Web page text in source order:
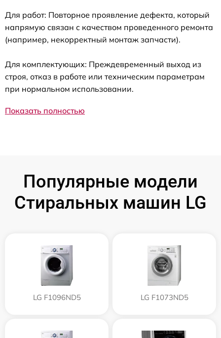
Для работ: Повторное проявление дефекта, который
напрямую связан с качеством проведенного ремонта
(например, некорректный монтаж запчасти).
Для комплектующих: Преждевременный выход из
строя, отказ в работе или техническим параметрам
при нормальном использовании.
Показать полностью
Популярные модели
Стиральных машин LG
LG F1096ND5 LG F1073ND5